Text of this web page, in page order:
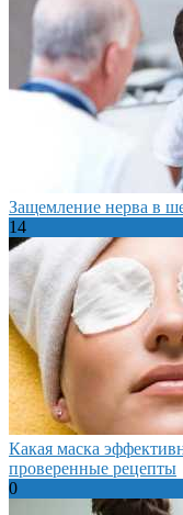
Защемление нерва в
14
Какая маска
проверенные рецепты
0